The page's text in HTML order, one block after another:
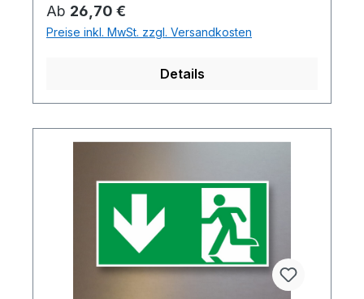
Regulärer Preis:
Ab 26,70 €
Preise inkl. MwSt. zzgl. Versandkosten
Details